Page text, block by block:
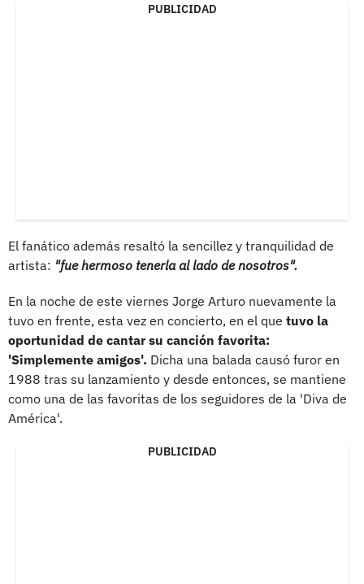
PUBLICIDAD
El fanático además resaltó la sencillez y tranquilidad de
artista: "fue hermoso tenerla al lado de nosotros".
En la noche de este viernes Jorge Arturo nuevamente la
tuvo en frente, esta vez en concierto, en el que tuvo la
oportunidad de cantar su canción favorita:
'Simplemente amigos'. Dicha una balada causó furor en
1988 tras su lanzamiento y desde entonces, se mantiene
como una de las favoritas de los seguidores de la 'Diva de
América'.
PUBLICIDAD